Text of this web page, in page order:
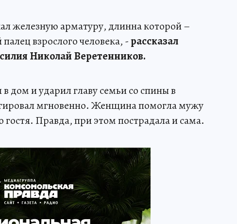
железную арматуру, длинна которой –
взрослого человека, -рассказал
Николай Веретенников.
дом и ударил главу семьи со спины в
мгновенно. Женщина помогла мужу
гостя. Правда, при этом пострадала и сама.